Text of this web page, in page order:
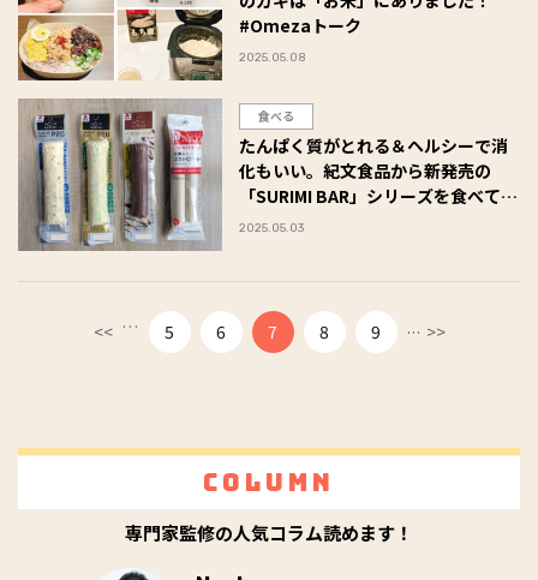
#Omezaトーク
2025.05.08
食べる
たんぱく質がとれる＆ヘルシーで消
化もいい。紀文食品から新発売の
「SURIMI BAR」シリーズを食べてみ
た #Omezaトーク
2025.05.03
<< … 5 6 7 8 9 ... >>
Column
専門家監修の人気コラム読めます！